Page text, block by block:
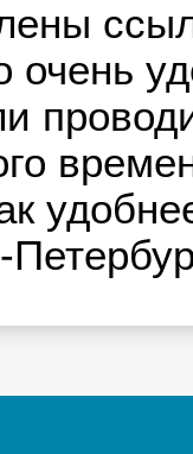
очень